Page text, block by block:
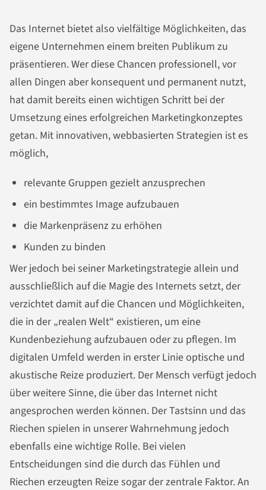
Das Internet bietet also vielfältige Möglichkeiten, das
eigene Unternehmen einem breiten Publikum zu
präsentieren. Wer diese Chancen professionell, vor
allen Dingen aber konsequent und permanent nutzt,
hat damit bereits einen wichtigen Schritt bei der
Umsetzung eines erfolgreichen Marketingkonzeptes
getan. Mit innovativen, webbasierten Strategien ist es
möglich,
relevante Gruppen gezielt anzusprechen
ein bestimmtes Image aufzubauen
die Markenpräsenz zu erhöhen
Kunden zu binden
Wer jedoch bei seiner Marketingstrategie allein und
ausschließlich auf die Magie des Internets setzt, der
verzichtet damit auf die Chancen und Möglichkeiten,
die in der „realen Welt“ existieren, um eine
Kundenbeziehung aufzubauen oder zu pflegen. Im
digitalen Umfeld werden in erster Linie optische und
akustische Reize produziert. Der Mensch verfügt jedoch
über weitere Sinne, die über das Internet nicht
angesprochen werden können. Der Tastsinn und das
Riechen spielen in unserer Wahrnehmung jedoch
ebenfalls eine wichtige Rolle. Bei vielen
Entscheidungen sind die durch das Fühlen und
Riechen erzeugten Reize sogar der zentrale Faktor. An